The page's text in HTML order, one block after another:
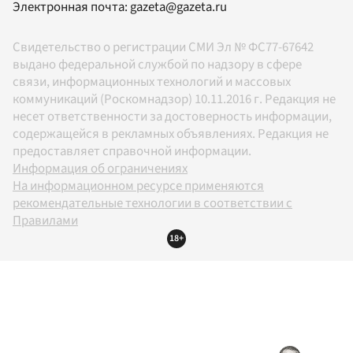
Электронная почта:gazeta@gazeta.ru
Свидетельство о регистрации СМИ Эл № ФС77-67642
выдано федеральной службой по надзору в сфере
связи, информационных технологий и массовых
коммуникаций (Роскомнадзор) 10.11.2016 г. Редакция не
несет ответственности за достоверность информации,
содержащейся в рекламных объявлениях. Редакция не
предоставляет справочной информации.
Информация об ограничениях
На информационном ресурсе применяются
рекомендательные технологии в соответствии с
Правилами
18+